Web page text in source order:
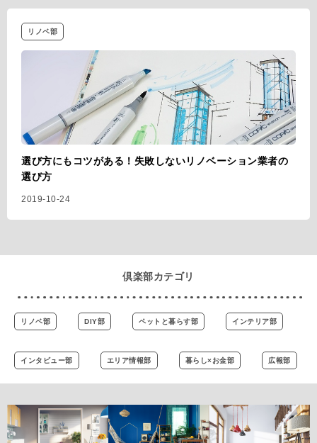
リノベ部
選び方にもコツがある！失敗しないリノベーション業者の
選び方
2019-10-24
倶楽部カテゴリ
リノベ部 DIY部 ペットと暮らす部 インテリア部
インタビュー部 エリア情報部 暮らし×お金部 広報部